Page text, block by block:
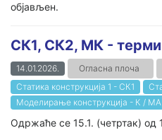
објављен.
СК1, СК2, МК -
14.01.2026. Огласна плоча
Статика конструкција 1 - СК1
Моделирање конструкција - К / МА
Одржаће се 15.1. (четртак) од